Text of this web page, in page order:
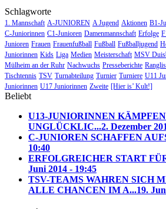
Schlagworte
1. Mannschaft A-JUNIOREN A Jugend Aktionen B1-
C-Juniorinnen C1-Junioren Damenmannschaft Erfolge
Junioren Frauen Frauenfußball Fußball Fußballjugend
Juniorinnen Kids Liga Medien Meisterschaft MSV
Mülheim an der Ruhr Nachwuchs Presseberichte
Tischtennis TSV Turnabteilung Turnier Turniere U11
Juniorinnen U17 Juniorinnen Zweite [Hier is’ Kult!]
Beliebt
U13-JUNIORINNEN
UNGLÜCKLIC...2. Dezember
C-JUNIOREN SCHAFFEN
10:40
ERFOLGREICHER START
Juni 2014 - 19:45
TSV-TEAMS WAHREN SICH
ALLE CHANCEN IM A...19.